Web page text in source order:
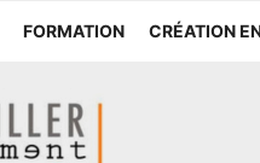
FORMATION CRÉATION